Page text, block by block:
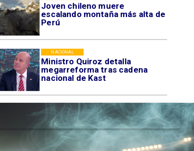
Joven chileno muere
escalando montaña más alta de
Perú
Ministro Quiroz detalla
megarreforma tras cadena
nacional de Kast
NACIONAL